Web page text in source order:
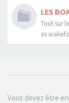
LES
Tout sur
as
Vous devez être